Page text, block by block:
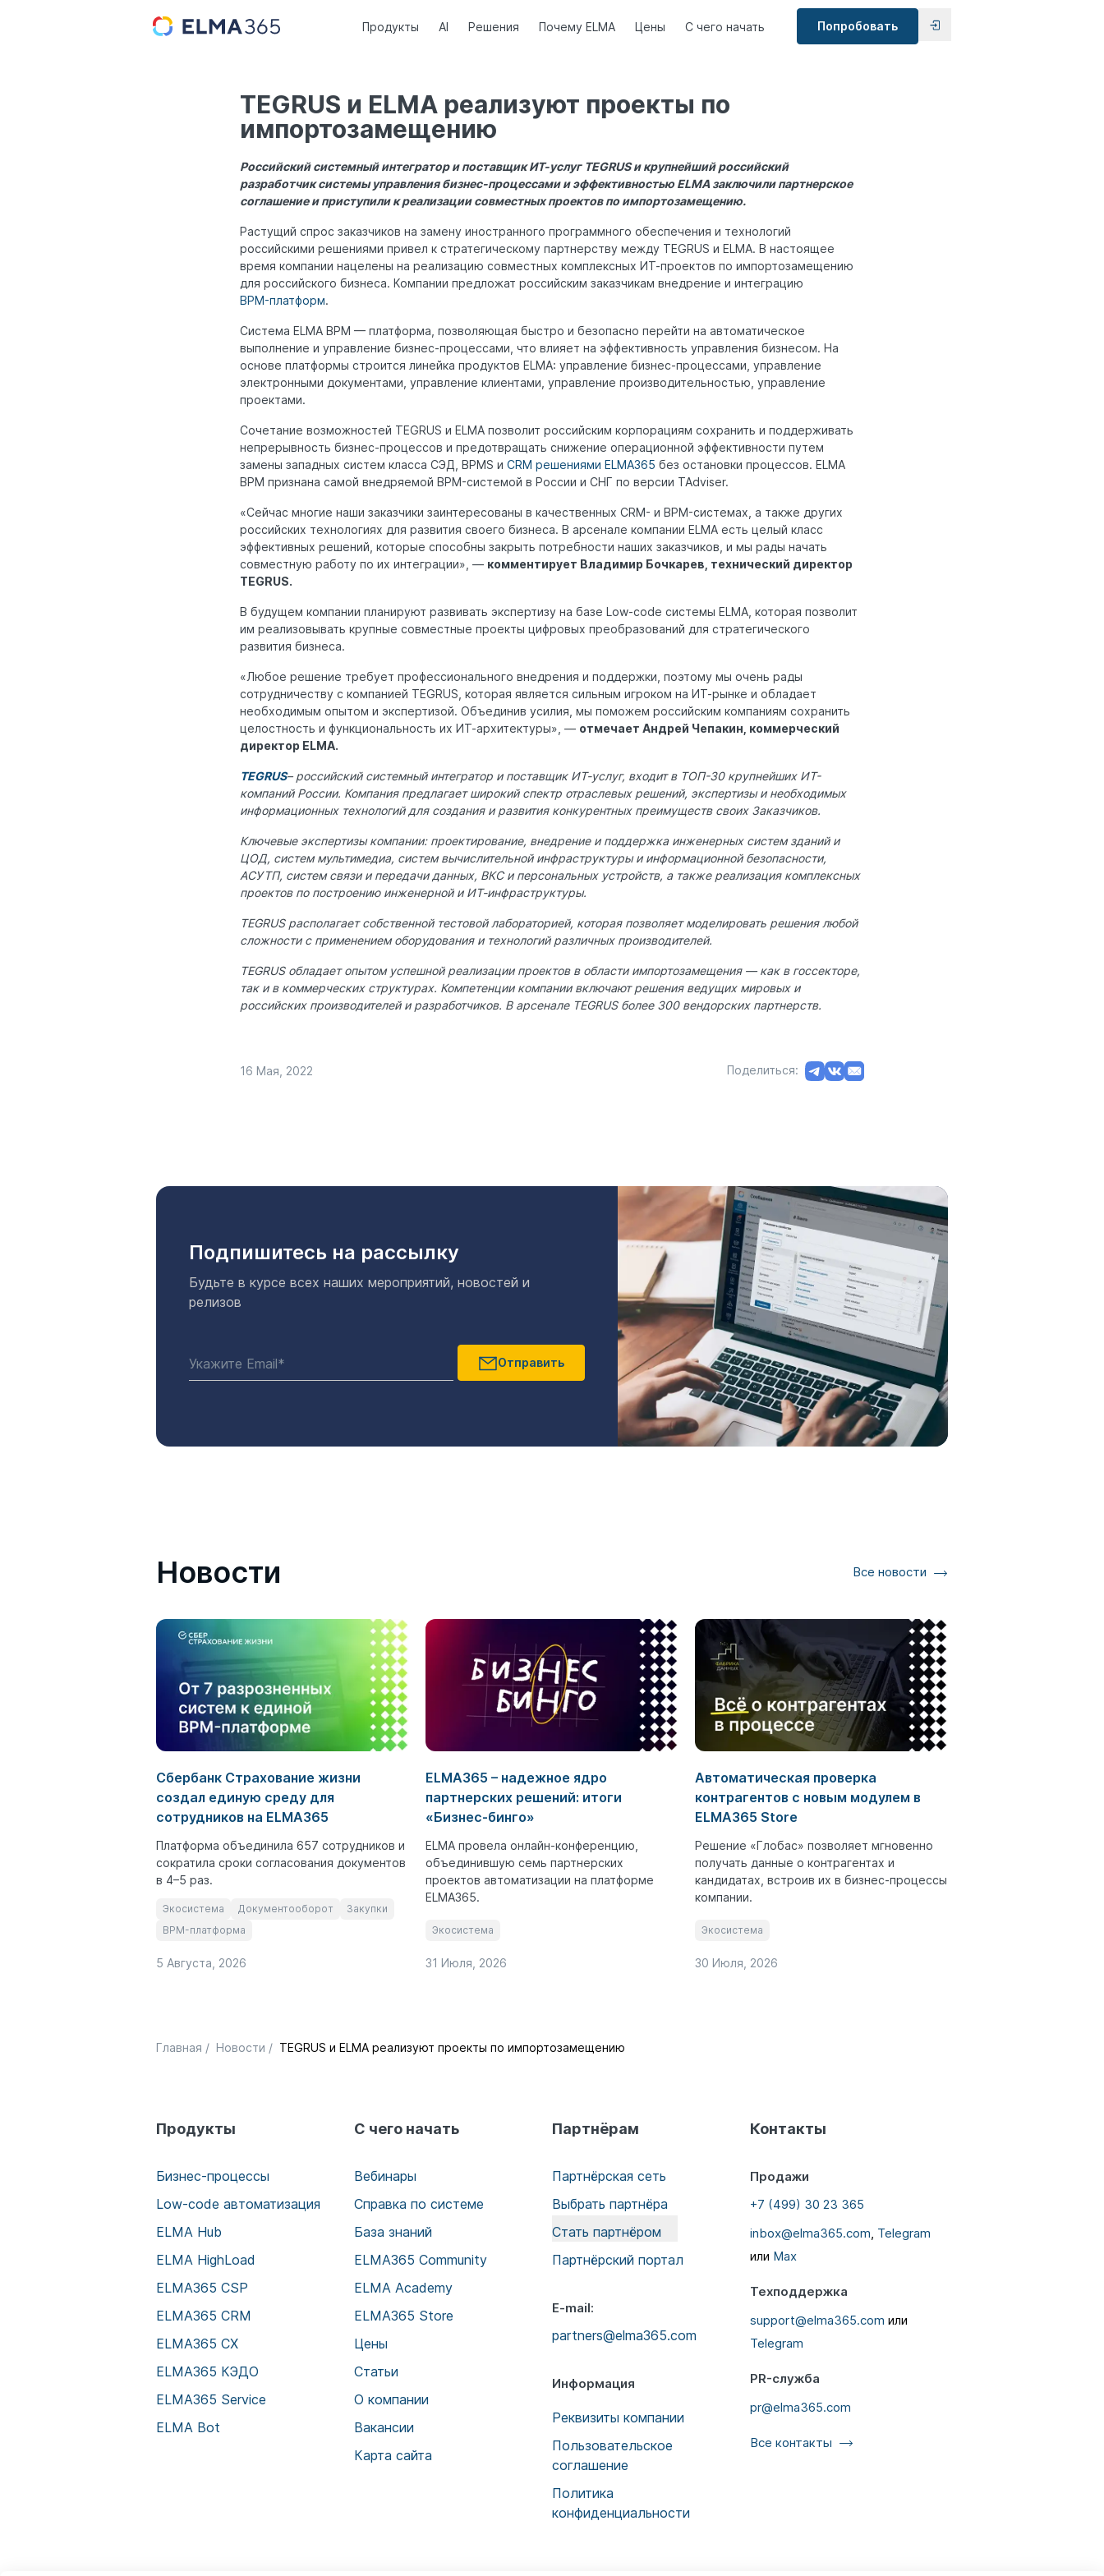
Продукты AI Решения Почему ELMA Цены С чего начать Попробовать
TEGRUS и ELMA реализуют проекты по
импортозамещению
Российский системный интегратор и поставщик ИТ-услуг TEGRUS и крупнейший российский
разработчик системы управления бизнес-процессами и эффективностью ELMA заключили партнерское
соглашение и приступили к реализации совместных проектов по импортозамещению.
Растущий спрос заказчиков на замену иностранного программного обеспечения и технологий
российскими решениями привел к стратегическому партнерству между ТEGRUS и ELMA. В настоящее
время компании нацелены на реализацию совместных комплексных ИТ-проектов по импортозамещению
для российского бизнеса. Компании предложат российским заказчикам внедрение и интеграцию
BPM-платформ.
Система ELMA BPM — платформа, позволяющая быстро и безопасно перейти на автоматическое
выполнение и управление бизнес-процессами, что влияет на эффективность управления бизнесом. На
основе платформы строится линейка продуктов ELMA: управление бизнес-процессами, управление
электронными документами, управление клиентами, управление производительностью, управление
проектами.
Сочетание возможностей TEGRUS и ELMA позволит российским корпорациям сохранить и поддерживать
непрерывность бизнес-процессов и предотвращать снижение операционной эффективности путем
замены западных систем класса СЭД, BPMS и CRM решениями ELMA365 без остановки процессов. ELMA
BPM признана самой внедряемой BPM-системой в России и СНГ по версии TAdviser.
«Сейчас многие наши заказчики заинтересованы в качественных CRM- и BPM-системах, а также других
российских технологиях для развития своего бизнеса. В арсенале компании ELMA есть целый класс
эффективных решений, которые способны закрыть потребности наших заказчиков, и мы рады начать
совместную работу по их интеграции», — комментирует Владимир Бочкарев, технический директор
TEGRUS.
В будущем компании планируют развивать экспертизу на базе Low-code системы ELMA, которая позволит
им реализовывать крупные совместные проекты цифровых преобразований для стратегического
развития бизнеса.
«Любое решение требует профессионального внедрения и поддержки, поэтому мы очень рады
сотрудничеству с компанией TEGRUS, которая является сильным игроком на ИТ-рынке и обладает
необходимым опытом и экспертизой. Объединив усилия, мы поможем российским компаниям сохранить
целостность и функциональность их ИТ-архитектуры», — отмечает Андрей Чепакин, коммерческий
директор ELMA.
TEGRUS– российский системный интегратор и поставщик ИТ-услуг, входит в ТОП-30 крупнейших ИТ-
компаний России. Компания предлагает широкий спектр отраслевых решений, экспертизы и необходимых
информационных технологий для создания и развития конкурентных преимуществ своих Заказчиков.
Ключевые экспертизы компании: проектирование, внедрение и поддержка инженерных систем зданий и
ЦОД, систем мультимедиа, систем вычислительной инфраструктуры и информационной безопасности,
АСУТП, систем связи и передачи данных, ВКС и персональных устройств, а также реализация комплексных
проектов по построению инженерной и ИТ-инфраструктуры.
TEGRUS располагает собственной тестовой лабораторией, которая позволяет моделировать решения любой
сложности с применением оборудования и технологий различных производителей.
TEGRUS обладает опытом успешной реализации проектов в области импортозамещения — как в госсекторе,
так и в коммерческих структурах. Компетенции компании включают решения ведущих мировых и
российских производителей и разработчиков. В арсенале TEGRUS более 300 вендорских партнерств.
16 Мая, 2022 Поделиться:
Подпишитесь на рассылку
Будьте в курсе всех наших мероприятий, новостей и
релизов
Отправить
Новости Все новости
Сбербанк Страхование жизни
создал единую среду для
сотрудников на ELMA365
Платформа объединила 657 сотрудников и
сократила сроки согласования документов
в 4–5 раз.
Экосистема Документооборот
Закупки
BPM-платформа
5 Августа, 2026
ELMA365 – надежное ядро
партнерских решений: итоги
«Бизнес-бинго»
ELMA провела онлайн-конференцию,
объединившую семь партнерских
проектов автоматизации на платформе
ELMA365.
Экосистема
31 Июля, 2026
Автоматическая проверка
контрагентов с новым модулем в
ELMA365 Store
Решение «Глобас» позволяет мгновенно
получать данные о контрагентах и
кандидатах, встроив их в бизнес-процессы
компании.
Экосистема
30 Июля, 2026
Главная / Новости / TEGRUS и ELMA реализуют проекты по импортозамещению
Продукты
Бизнес-процессы
Low-code автоматизация
ELMA Hub
ELMA HighLoad
ELMA365 CSP
ELMA365 CRM
ELMA365 CX
ELMA365 КЭДО
ELMA365 Service
ELMA Bot
С чего начать
Вебинары
Справка по системе
База знаний
ELMA365 Community
ELMA Academy
ELMA365 Store
Цены
Статьи
О компании
Вакансии
Карта сайта
Партнёрам
Партнёрская сеть
Выбрать партнёра
Стать партнёром
Партнёрский портал
E-mail:
partners@elma365.com
Информация
Реквизиты компании
Пользовательское
соглашение
Политика
конфиденциальности
Контакты
Продажи
+7 (499) 30 23 365
inbox@elma365.com Telegram
или Max
Техподдержка
support@elma365.com или
Telegram
PR-служба
pr@elma365.com
Все контакты